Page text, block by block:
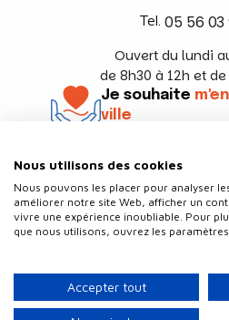
Tel. 05 56
Ouvert du lundi
de 8h30 à 12h et
Je souhaite
ville
Suivez-
Politique de
Plan du
Nous utilisons des cookies
Nous pouvons les placer pour analyser
améliorer notre site Web, afficher un
vivre une expérience inoubliable. Pour
que nous utilisons, ouvrez les
Accepter tout